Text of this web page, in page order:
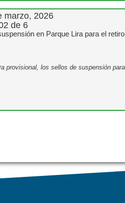
marzo, 2026
de 6
en Parque Lira para el
provisional, los sellos de suspensión